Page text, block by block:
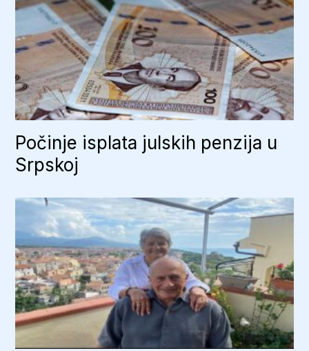
Počinje isplata julskih penzija u
Srpskoj